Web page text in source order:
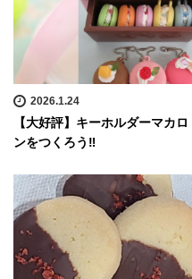
2026.1.24
【大好評】キーホルダーマカロ
ンをつくろう‼